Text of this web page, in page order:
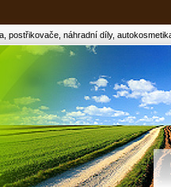
postřikovače, náhradní díly,